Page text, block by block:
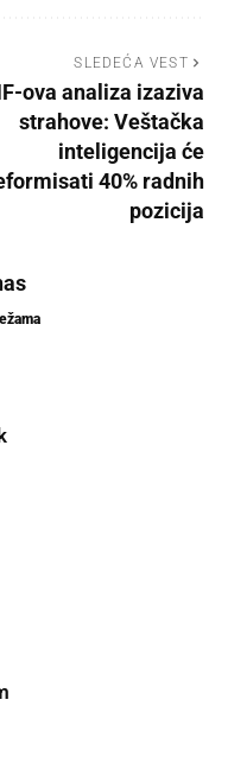
SLEDEĆA VEST
ova analiza izaziva
strahove: Veštačka
inteligencija će
40% radnih
pozicija